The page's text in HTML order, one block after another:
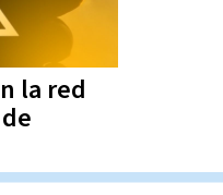
la red